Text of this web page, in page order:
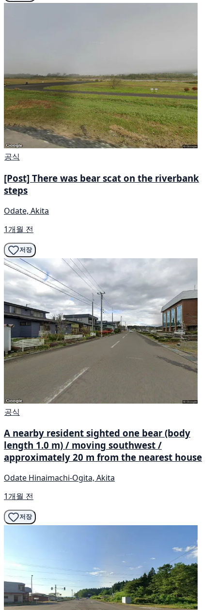
공식
[Post] There was bear scat on the riverbank
steps
Odate, Akita
1개월 전
저장
공식
A nearby resident sighted one bear (body
length 1.0 m) / moving southwest /
approximately 20 m from the nearest house
Odate Hinaimachi-Ogita, Akita
1개월 전
저장